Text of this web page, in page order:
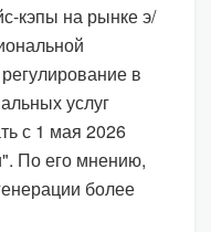
кэпы на рынке э/
в
услуг
с 1 мая 2026
По его мнению,
более